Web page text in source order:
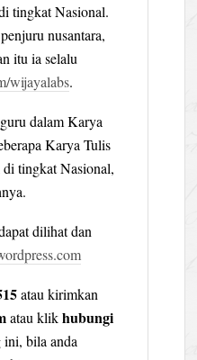
tingkat Nasional.
nusantara,
itu ia selalu
wijayalabs.
dalam Karya
Karya Tulis
tingkat Nasional,
dilihat dan
atau kirimkan
atau klikhubungi
bila anda